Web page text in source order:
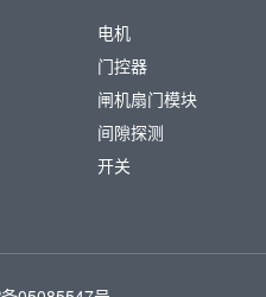
电机
门控器
闸机扇门模块
间隙探测
开关